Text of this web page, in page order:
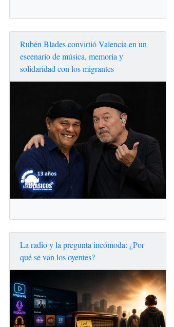
Rubén Blades convirtió Valencia en un
escenario de música, memoria y
solidaridad con los migrantes
La radio y la pregunta incómoda: ¿Por
qué se van los oyentes?